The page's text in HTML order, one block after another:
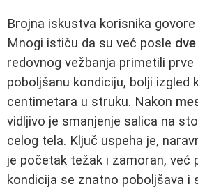
Brojna iskustva korisnika govore
Mnogi ističu da su već posle
redovnog vežbanja primetili
poboljšanu kondiciju, bolji izgled
centimetara u struku. Nakon
vidljivo je smanjenje salica na
celog tela. Ključ uspeha je,
je početak težak i zamoran, već
kondicija se znatno poboljšava i